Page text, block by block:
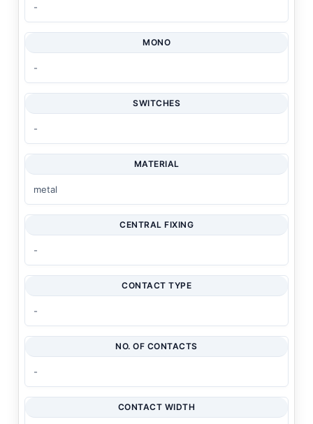
-
MONO
-
SWITCHES
-
MATERIAL
metal
CENTRAL FIXING
-
CONTACT TYPE
-
NO. OF CONTACTS
-
CONTACT WIDTH